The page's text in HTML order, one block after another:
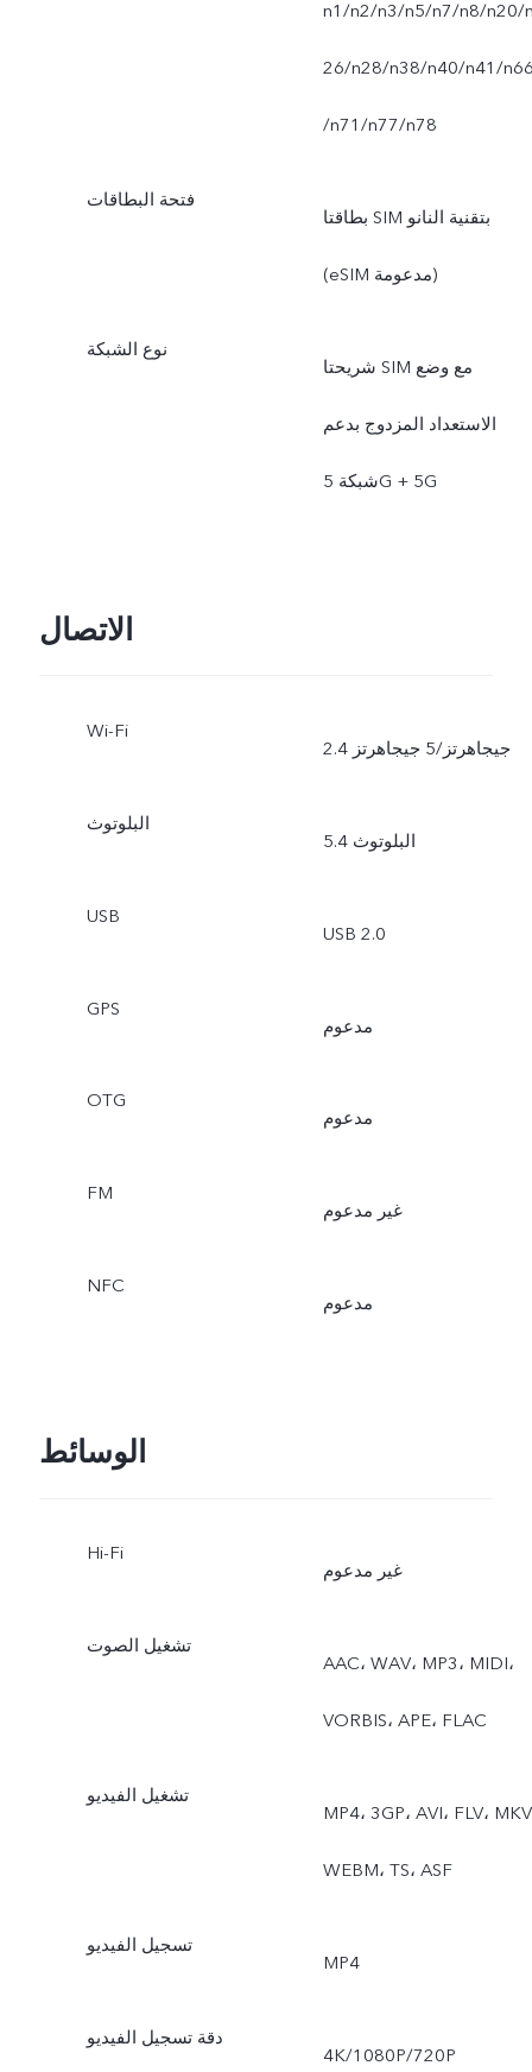
n1/n2/n3/n5/n7/n8/n20/
26/n28/n38/n40/n41/
/n71/n77/n78
فتحة البطاقات
بطاقتا SIM بتقنية النانو
(eSIM مدعومة)
نوع الشبكة
شريحتا SIM مع وضع
الاستعداد المزدوج بدعم
شبكة 5G + 5G
الاتصال
Wi-Fi
2.4 جيجاهرتز/5 جيجاهرتز
البلوتوث
البلوتوث 5.4
USB
USB 2.0
GPS
مدعوم
OTG
مدعوم
FM
غير مدعوم
NFC
مدعوم
الوسائط
Hi-Fi
غير مدعوم
تشغيل الصوت
AAC، ‏WAV، ‏MP3، ‏MIDI،
‏VORBIS، ‏APE، ‏FLAC
تشغيل الفيديو
MP4، ‏3GP، ‏AVI، ‏FLV، ‏MKV،
‏WEBM، ‏TS، ‏ASF
تسجيل الفيديو
MP4
دقة تسجيل الفيديو
4K/1080P/720P